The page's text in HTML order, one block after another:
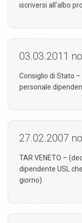
iscriversi all’albo
03.03.2011
Consiglio di Stato
personale
27.02.2007
TAR VENETO –
dipendente USL
giorno)